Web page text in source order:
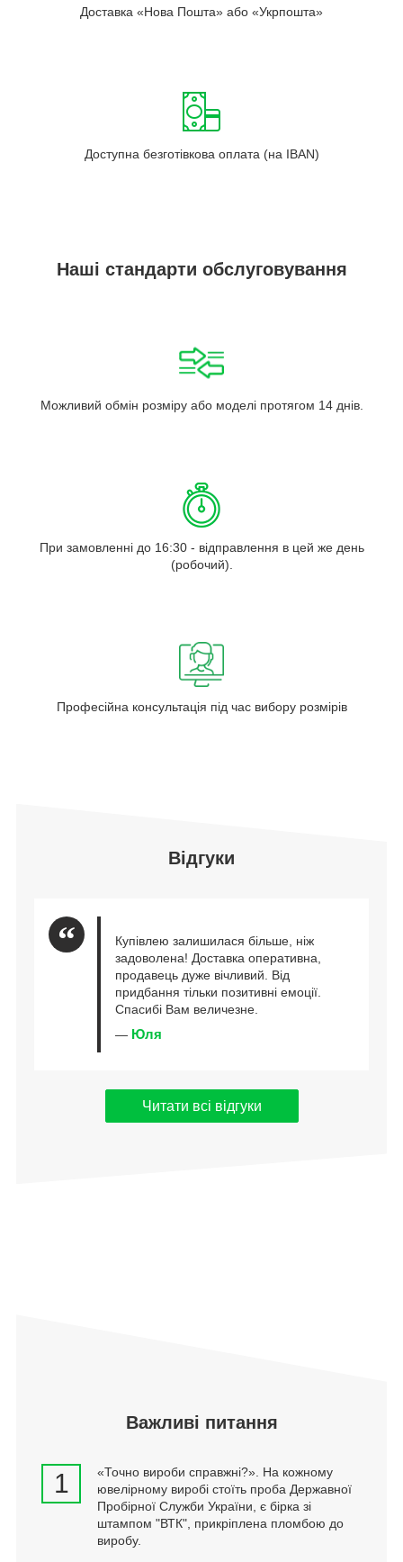
Доставка «Нова Пошта» або «Укрпошта»
Доступна безготівкова оплата (на IBAN)
Наші стандарти обслуговування
Можливий обмін розміру або моделі протягом 14 днів.
При замовленні до 16:30 - відправлення в цей же день
(робочий).
Професійна консультація під час вибору розмірів
Відгуки
Купівлею залишилася більше, ніж
задоволена! Доставка оперативна,
продавець дуже вічливий. Від
придбання тільки позитивні емоції.
Спасибі Вам величезне.
— Юля
Читати всі відгуки
Важливі питання
1
«Точно вироби справжні?». На кожному
ювелірному виробі стоїть проба Державної
Пробірної Служби України, є бірка зі
штампом "ВТК", прикріплена пломбою до
виробу.